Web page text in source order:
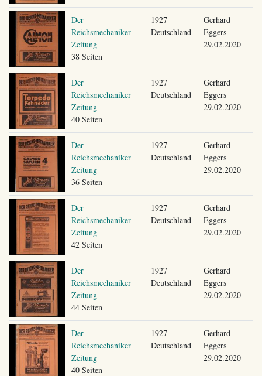
Der
Reichsmechaniker
Zeitung
38 Seiten
1927
Deutschland
Gerhard
Eggers
29.02.2020
Der
Reichsmechaniker
Zeitung
40 Seiten
1927
Deutschland
Gerhard
Eggers
29.02.2020
Der
Reichsmechaniker
Zeitung
36 Seiten
1927
Deutschland
Gerhard
Eggers
29.02.2020
Der
Reichsmechaniker
Zeitung
42 Seiten
1927
Deutschland
Gerhard
Eggers
29.02.2020
Der
Reichsmechaniker
Zeitung
44 Seiten
1927
Deutschland
Gerhard
Eggers
29.02.2020
Der
Reichsmechaniker
Zeitung
40 Seiten
1927
Deutschland
Gerhard
Eggers
29.02.2020